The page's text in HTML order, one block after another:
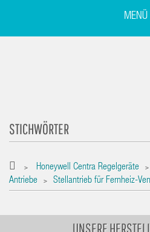
MENÜ
STICHWÖRTER
> Honeywell Centra Regelgeräte >
Antriebe
> Stellantrieb für Fernheiz-
UNSERE